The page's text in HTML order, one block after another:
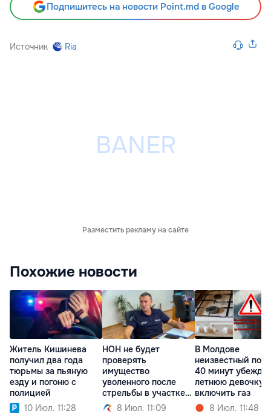
Подпишитесь на новости Point.md в Google
Источник Ria
Разместить рекламу на сайте
Похожие новости
Житель Кишинева
получил два года
тюрьмы за пьяную
езду и погоню с
полицией
10 Июл. 11:28
НОН не будет
проверять
имущество
уволенного после
стрельбы в участке
полицейского
8 Июл. 11:09
В Молдове
неизвестный
40 минут
летнюю девочку
включить газ
8 Июл. 11:48